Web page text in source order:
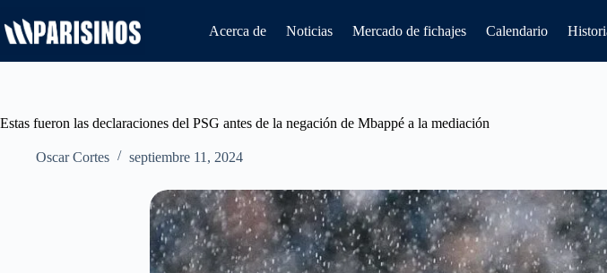
al
contenido
Acerca de Noticias Mercado de fichajes Calendario
Estas fueron las declaraciones del PSG antes de la negación de Mbappé a la mediación
Oscar Cortes septiembre 11, 2024